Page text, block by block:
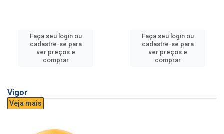
Faça seu login ou
cadastre-se para
ver preços e
comprar
Faça seu login ou
cadastre-se para
ver preços e
comprar
Vigor
Veja mais